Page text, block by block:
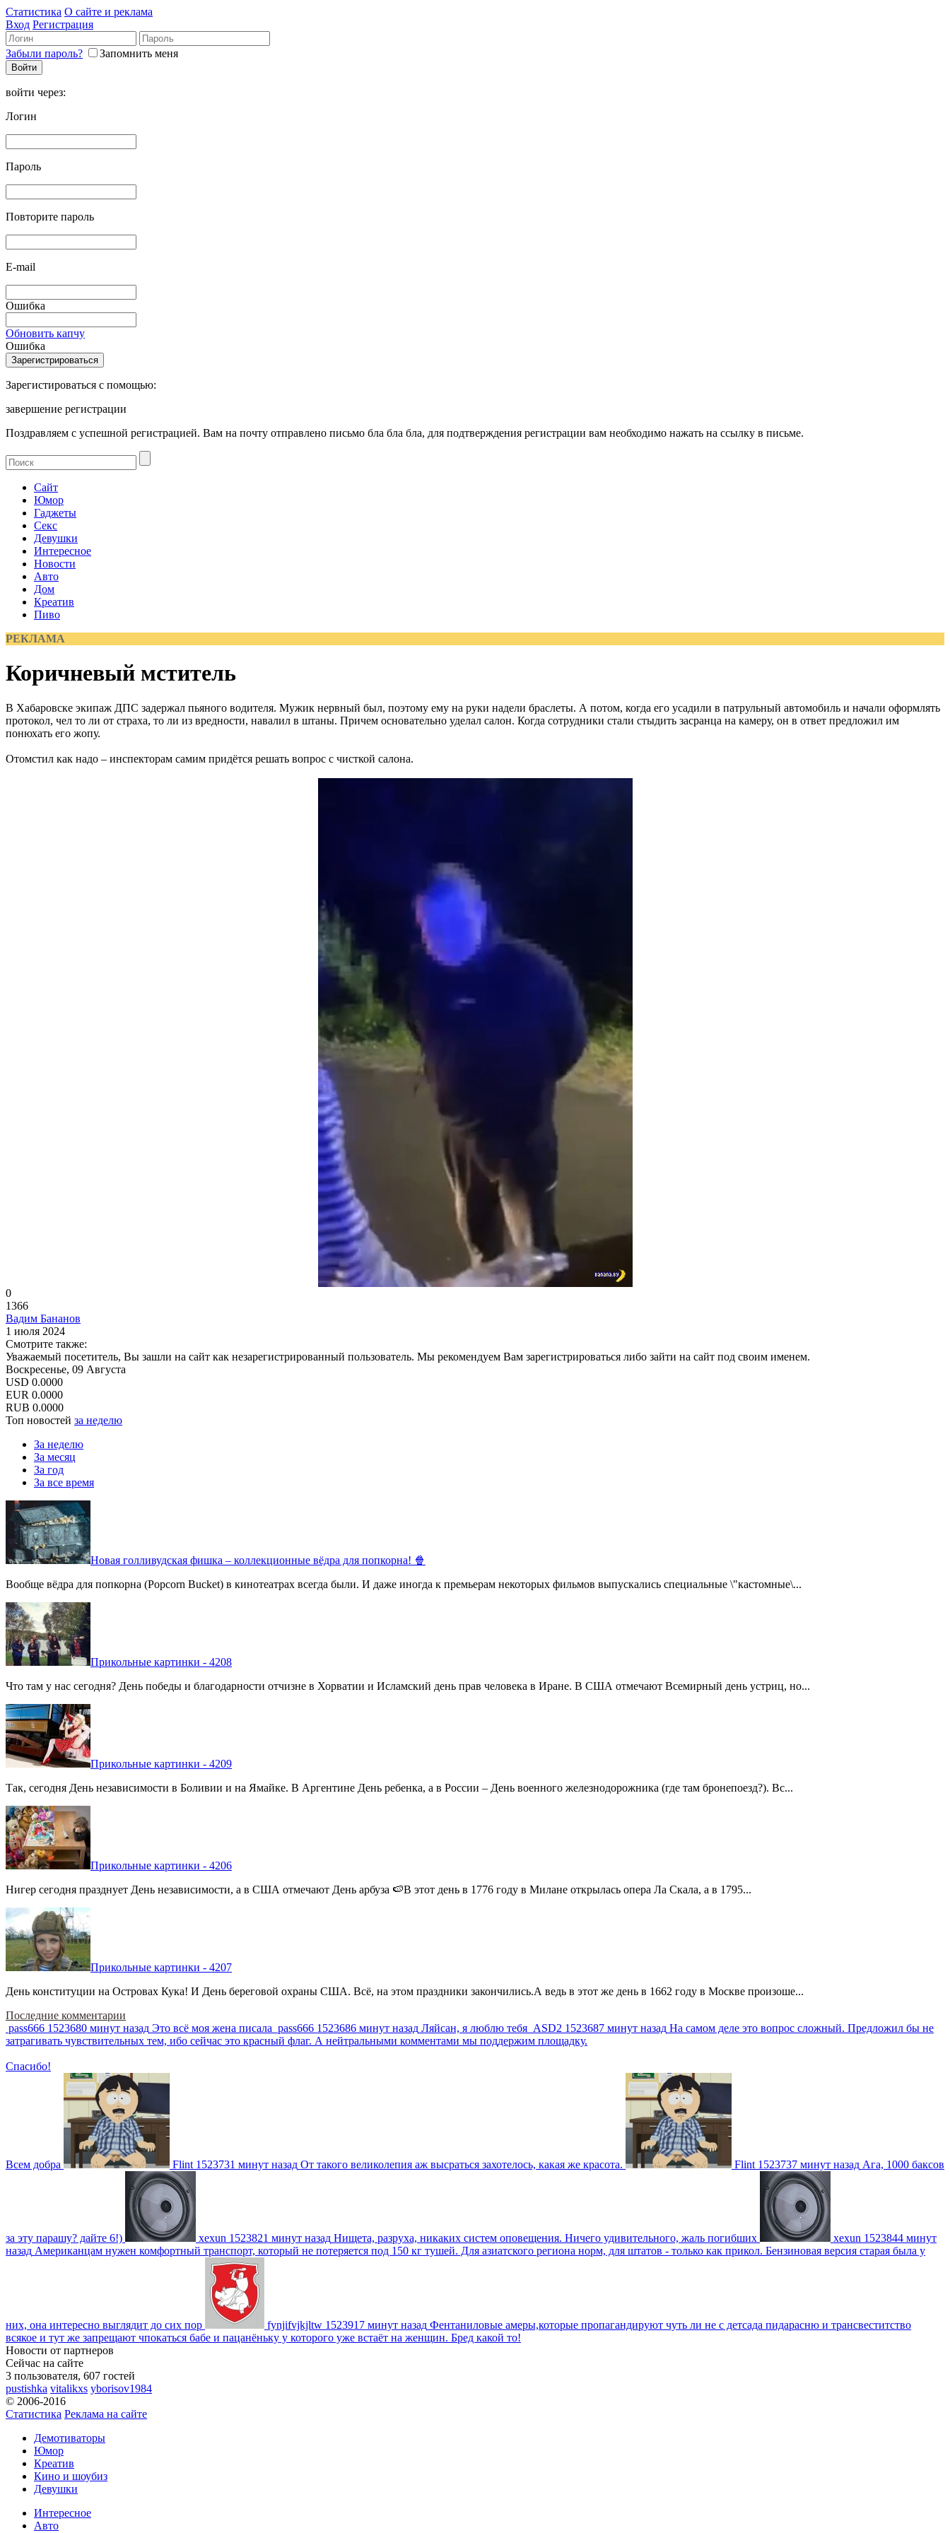
Статистика О сайте и реклама
Вход Регистрация
Забыли пароль? Запомнить меня
войти через:
Логин
Пароль
Повторите пароль
E-mail
Ошибка
Обновить капчу
Ошибка
Зарегистироваться с помощью:
завершение регистрации
Поздравляем с успешной регистрацией. Вам на почту отправлено письмо бла бла бла, для подтверждения регистрации вам необходимо нажать на ссылку в письме.
Сайт
Юмор
Гаджеты
Секс
Девушки
Интересное
Новости
Авто
Дом
Креатив
Пиво
РЕКЛАМА
Коричневый мститель
В Хабаровске экипаж ДПС задержал пьяного водителя. Мужик нервный был, поэтому ему на руки надели браслеты. А потом, когда его усадили в патрульный автомобиль и начали оформлять
протокол, чел то ли от страха, то ли из вредности, навалил в штаны. Причем основательно уделал салон. Когда сотрудники стали стыдить засранца на камеру, он в ответ предложил им
понюхать его жопу.
Отомстил как надо – инспекторам самим придётся решать вопрос с чисткой салона.
0
1366
Вадим Бананов
1 июля 2024
Смотрите также:
Уважаемый посетитель, Вы зашли на сайт как незарегистрированный пользователь. Мы рекомендуем Вам зарегистрироваться либо зайти на сайт под своим именем.
Воскресенье, 09 Августа
USD 0.0000
EUR 0.0000
RUB 0.0000
Топ новостей за неделю
За неделю
За месяц
За год
За все время
Новая голливудская фишка – коллекционные вёдра для попкорна! 🍿
Вообще вёдра для попкорна (Popcorn Bucket) в кинотеатрах всегда были. И даже иногда к премьерам некоторых фильмов выпускались специальные \"кастомные\...
Прикольные картинки - 4208
Что там у нас сегодня? День победы и благодарности отчизне в Хорватии и Исламский день прав человека в Иране. В США отмечают Всемирный день устриц, но...
Прикольные картинки - 4209
Так, сегодня День независимости в Боливии и на Ямайке. В Аргентине День ребенка, а в России – День военного железнодорожника (где там бронепоезд?). Вс...
Прикольные картинки - 4206
Нигер сегодня празднует День независимости, а в США отмечают День арбуза 🍉В этот день в 1776 году в Милане открылась опера Ла Скала, а в 1795...
Прикольные картинки - 4207
День конституции на Островах Кука! И День береговой охраны США. Всё, на этом праздники закончились.А ведь в этот же день в 1662 году в Москве произоше...
Последние комментарии
pass666 1523680 минут назад Это всё моя жена писала pass666 1523686 минут назад Ляйсан, я люблю тебя ASD2 1523687 минут назад На самом деле это вопрос сложный. Предложил бы не
затрагивать чувствительных тем, ибо сейчас это красный флаг. А нейтральными комментами мы поддержим площадку.
Спасибо!
Всем добра Flint 1523731 минут назад От такого великолепия аж высраться захотелось, какая же красота. Flint 1523737 минут назад Ага, 1000 баксов
за эту парашу? дайте 6!) xexun 1523821 минут назад Нищета, разруха, никаких систем оповещения. Ничего удивительного, жаль погибших xexun 1523844 минут
назад Американцам нужен комфортный транспорт, который не потеряется под 150 кг тушей. Для азиатского региона норм, для штатов - только как прикол. Бензиновая версия старая была у
них, она интересно выглядит до сих пор fynjifvjkjltw 1523917 минут назад Фентаниловые амеры,которые пропагандируют чуть ли не с детсада пидарасню и трансвеститство
всякое и тут же запрещают чпокаться бабе и пацанёньку у которого уже встаёт на женщин. Бред какой то!
Новости от партнеров
Сейчас на сайте
3 пользователя, 607 гостей
pustishka vitalikxs yborisov1984
© 2006-2016
Статистика Реклама на сайте
Демотиваторы
Юмор
Креатив
Кино и шоубиз
Девушки
Интересное
Авто